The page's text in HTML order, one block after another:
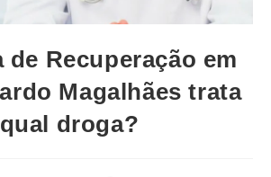
de Recuperação em
Magalhães trata
qual droga?